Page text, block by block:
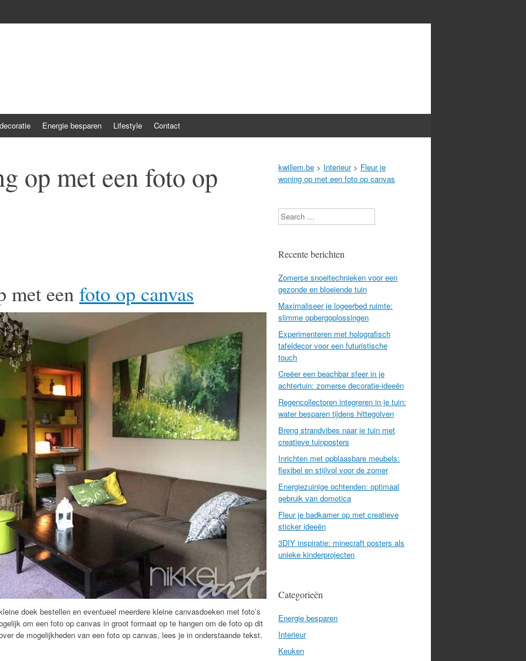
Energie besparen Lifestyle Contact
op met een foto op
met eenfoto op canvas
doek bestellen en eventueel meerdere kleine canvasdoeken met foto’s
om een foto op canvas in groot formaat op te hangen om de foto op dit
de mogelijkheden van een foto op canvas, lees je in onderstaande tekst.
kwillem.be > Interieur> Fleur je
woning op met een foto op canvas
Search
Recente berichten
Zomerse snoeitechnieken voor een
gezonde en bloeiende tuin
Maximaliseer je logeerbed ruimte:
slimme opbergoplossingen
Experimenteren met holografisch
tafeldecor voor een futuristische
touch
Creëer een beachbar sfeer in je
achtertuin: zomerse decoratie-ideeën
Regencollectoren integreren in je tuin:
water besparen tijdens hittegolven
Breng strandvibes naar je tuin met
creatieve tuinposters
Inrichten met opblaasbare meubels:
flexibel en stijlvol voor de zomer
Energiezuinige ochtenden: optimaal
gebruik van domotica
Fleur je badkamer op met creatieve
sticker ideeën
3DIY inspiratie: minecraft posters als
unieke kinderprojecten
Categorieën
Energie besparen
Interieur
Keuken